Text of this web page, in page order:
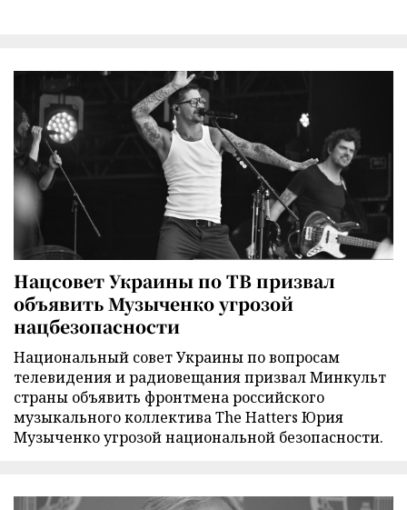
Нацсовет Украины по ТВ призвал
объявить Музыченко угрозой
нацбезопасности
Национальный совет Украины по вопросам
телевидения и радиовещания призвал Минкульт
страны объявить фронтмена российского
музыкального коллектива The Hatters Юрия
Музыченко угрозой национальной безопасности.